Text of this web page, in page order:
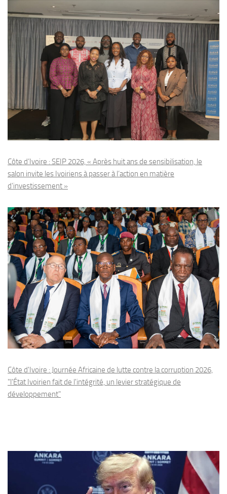
Côte d’Ivoire : SEIP 2026, « Après huit ans de sensibilisation, le
salon invite les Ivoiriens à passer à l’action en matière
d’investissement »
Côte d'Ivoire : Journée Africaine de lutte contre la corruption 2026,
"l'État Ivoirien fait de l'intégrité, un levier stratégique de
développement"